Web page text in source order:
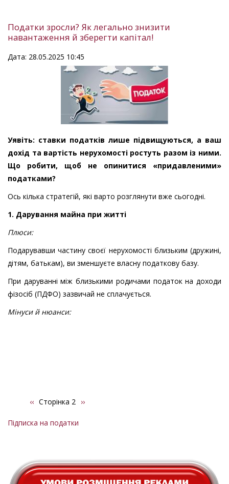
Податки зросли? Як легально знизити
навантаження й зберегти капітал!
Дата: 28.05.2025 10:45
Уявіть: ставки податків лише підвищуються, а ваш
дохід та вартість нерухомості ростуть разом із ними.
Що робити, щоб не опинитися «придавленими»
податками?
Ось кілька стратегій, які варто розглянути вже сьогодні.
1. Дарування майна при житті
Плюси:
Подарувавши частину своєї нерухомості близьким (дружині,
дітям, батькам), ви зменшуєте власну податкову базу.
При даруванні між близькими родичами податок на доходи
фізосіб (ПДФО) зазвичай не сплачується.
Мінуси й нюанси:
Розбивка
сторінки
Попередня
‹‹ Сторінка 2 Наступна
››
Підписка на податки